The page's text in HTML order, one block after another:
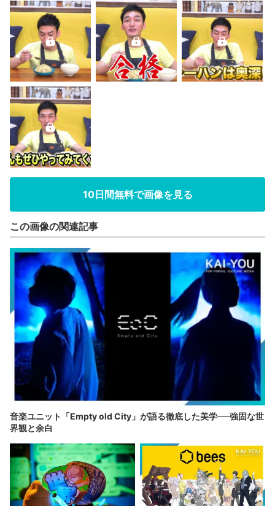
10日間無料で画像を見る
この画像の関連記事
音楽ユニット「Empty old City」が語る徹底した美学──強固な世
界観と余白